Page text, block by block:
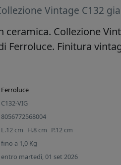
Vintage C132
ceramica. Collezione
Ferroluce. Finitura
Ferroluce
C132-VIG
8056772568004
L.12 cm H.8 cm P.12 cm
fino a 1,0 Kg
entro martedì, 01 set 2026